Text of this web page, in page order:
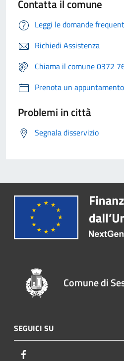
Contatta il comune
Leggi le domande
Richiedi Assistenza
Chiama il comune 0372
Prenota un appuntamento
Problemi in città
Segnala disservizio
Comune di
SEGUICI SU